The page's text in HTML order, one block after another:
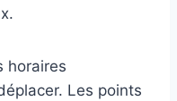
horaires
Les points